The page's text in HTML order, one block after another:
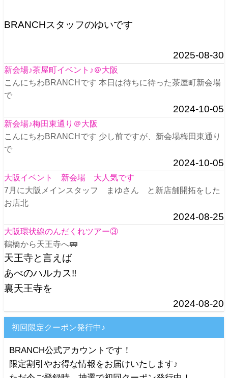
BRANCHスタッフのゆいです
2025-08-30
新会場♪茶屋町イベント♪＠大阪
こんにちわBRANCHです 本日は待ちに待った茶屋町新会場
で
2024-10-05
新会場♪梅田東通り＠大阪
こんにちわBRANCHです 少し前ですが、新会場梅田東通り
で
2024-10-05
大阪イベント 新会場 大人気です
7月に大阪メインスタッフ まゆさん と新店舗開拓をした
お店北
2024-08-25
大阪環状線のんだくれツアー③
鶴橋から天王寺へ🚃
天王寺と言えば
あべのハルカス‼️
裏天王寺を
2024-08-20
初回限定クーポン発行中♪
BRANCH公式アカウントです！
限定割引やお得な情報をお届けいたします♪